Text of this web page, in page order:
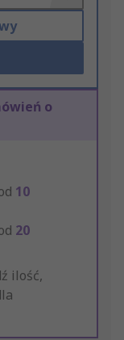
o
10
20
ilość,